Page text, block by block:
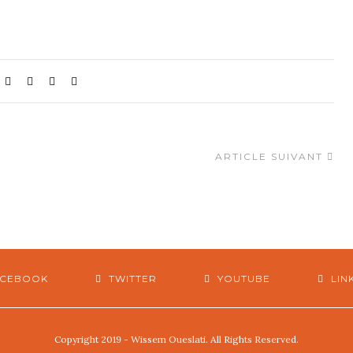
ARTICLE SUIVANT
TWITTER YOUTUBE
Copyright 2019 - Wissem Oueslati. All Rights Reserved.